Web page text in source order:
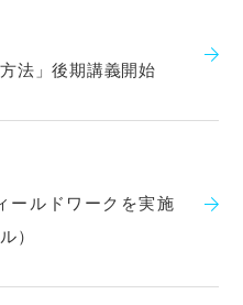
法」後期講義開始
ールドワークを実施
）